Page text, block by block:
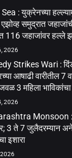
: युक्रेनच्या
समुद्रात
116 जहाजांवर हल्ले
2026
Strikes Wari :
आषाढी वारीतील
3 महिला
2026
Monsoon :
3 ते 7 जुलैदरम्यान
इशारा